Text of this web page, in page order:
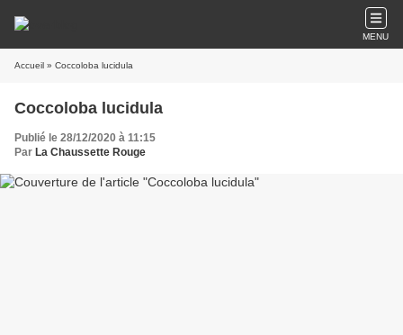
MENU
Accueil » Coccoloba lucidula
Coccoloba lucidula
Publié le 28/12/2020 à 11:15
Par La Chaussette Rouge